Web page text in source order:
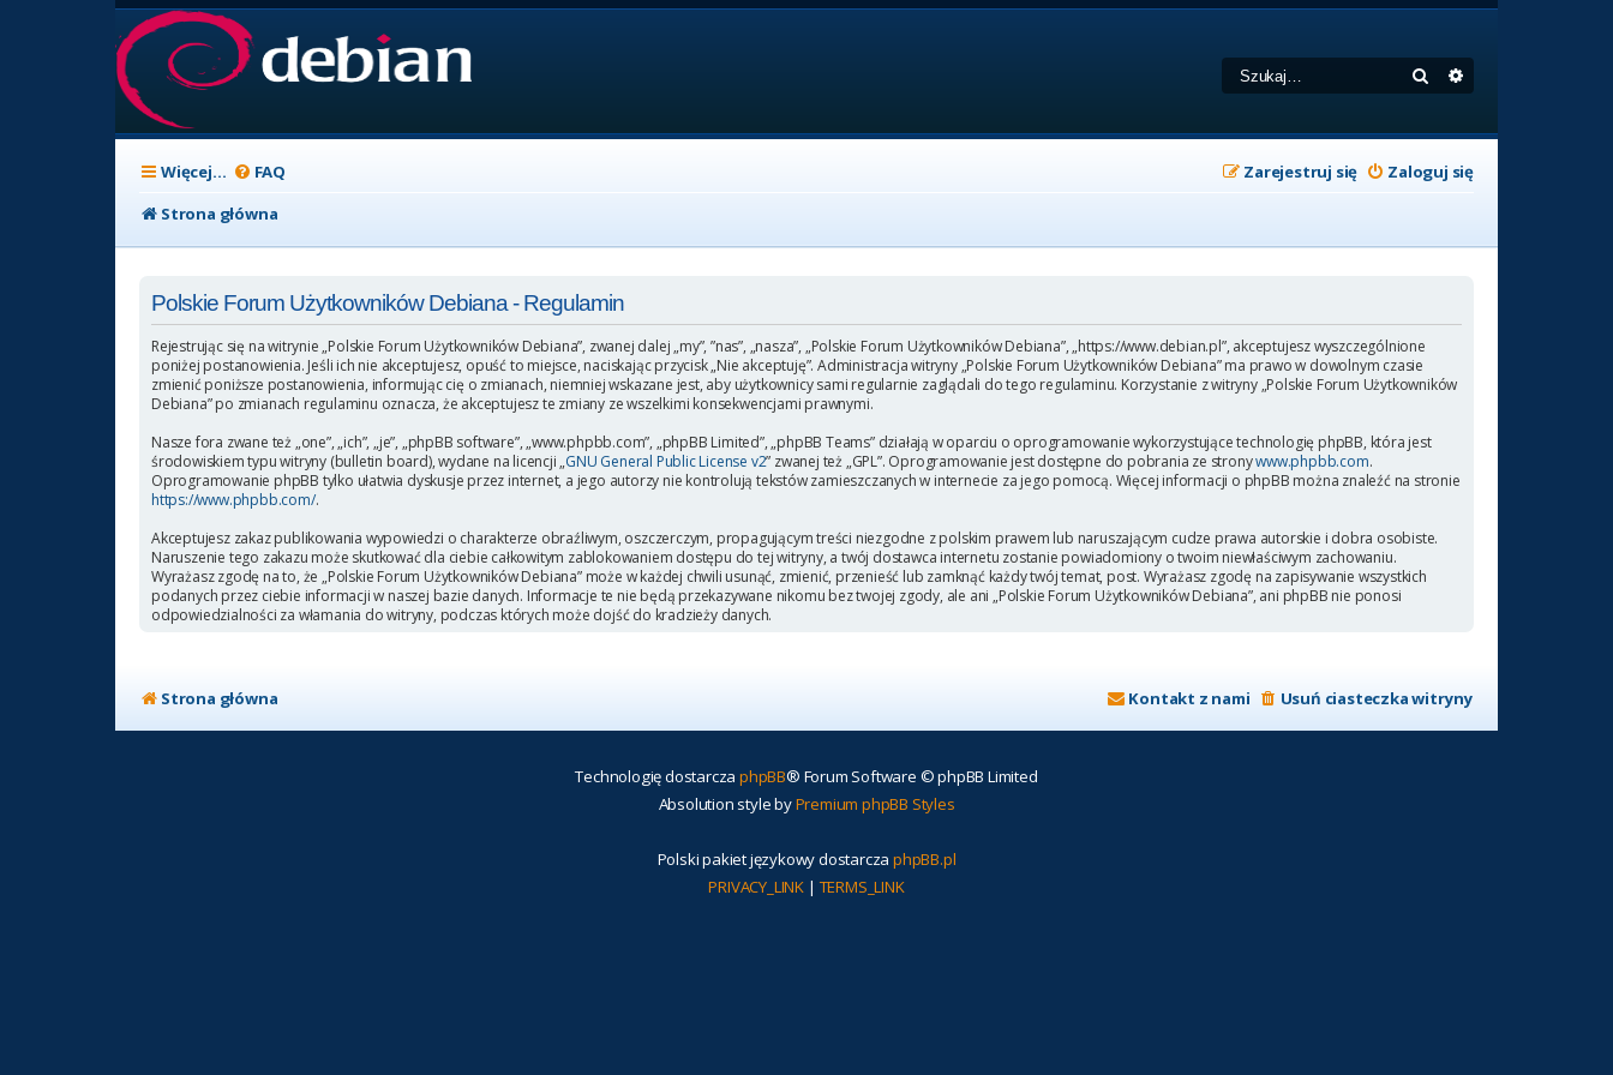
Szukaj
Więcej… FAQ Zaloguj się
Zarejestruj się
Strona główna
Polskie Forum Użytkowników Debiana - Regulamin
Rejestrując się na witrynie „Polskie Forum Użytkowników Debiana”, zwanej dalej „my”, ”nas”, „nasza”, „Polskie Forum Użytkowników Debiana”, „https://www.debian.pl”, akceptujesz wyszczególnione
poniżej postanowienia. Jeśli ich nie akceptujesz, opuść to miejsce, naciskając przycisk „Nie akceptuję”. Administracja witryny „Polskie Forum Użytkowników Debiana” ma prawo w dowolnym czasie
zmienić poniższe postanowienia, informując cię o zmianach, niemniej wskazane jest, aby użytkownicy sami regularnie zaglądali do tego regulaminu. Korzystanie z witryny „Polskie Forum Użytkowników
Debiana” po zmianach regulaminu oznacza, że akceptujesz te zmiany ze wszelkimi konsekwencjami prawnymi.
Nasze fora zwane też „one”, „ich”, „je”, „phpBB software”, „www.phpbb.com”, „phpBB Limited”, „phpBB Teams” działają w oparciu o oprogramowanie wykorzystujące technologię phpBB, która jest
środowiskiem typu witryny (bulletin board), wydane na licencji „GNU General Public License v2” zwanej też „GPL”. Oprogramowanie jest dostępne do pobrania ze stronywww.phpbb.com.
Oprogramowanie phpBB tylko ułatwia dyskusje przez internet, a jego autorzy nie kontrolują tekstów zamieszczanych w internecie za jego pomocą. Więcej informacji o phpBB można znaleźć na stronie
https://www.phpbb.com/.
Akceptujesz zakaz publikowania wypowiedzi o charakterze obraźliwym, oszczerczym, propagującym treści niezgodne z polskim prawem lub naruszającym cudze prawa autorskie i dobra osobiste.
Naruszenie tego zakazu może skutkować dla ciebie całkowitym zablokowaniem dostępu do tej witryny, a twój dostawca internetu zostanie powiadomiony o twoim niewłaściwym zachowaniu.
Wyrażasz zgodę na to, że „Polskie Forum Użytkowników Debiana” może w każdej chwili usunąć, zmienić, przenieść lub zamknąć każdy twój temat, post. Wyrażasz zgodę na zapisywanie wszystkich
podanych przez ciebie informacji w naszej bazie danych. Informacje te nie będą przekazywane nikomu bez twojej zgody, ale ani „Polskie Forum Użytkowników Debiana”, ani phpBB nie ponosi
odpowiedzialności za włamania do witryny, podczas których może dojść do kradzieży danych.
Strona główna Usuń ciasteczka witryny
Kontakt z nami
Technologię dostarcza phpBB® Forum Software © phpBB Limited
Absolution style byPremium phpBB Styles
Polski pakiet językowy dostarcza phpBB.pl
PRIVACY_LINK | TERMS_LINK